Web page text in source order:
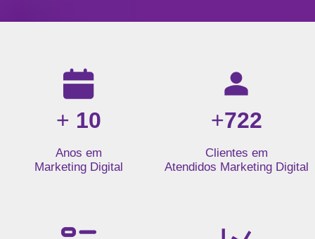
Resultados da nossa agência de marketing digital: mais
+ 10
Anos em
Marketing Digital
+722
Clientes em
Atendidos Marketing Digital